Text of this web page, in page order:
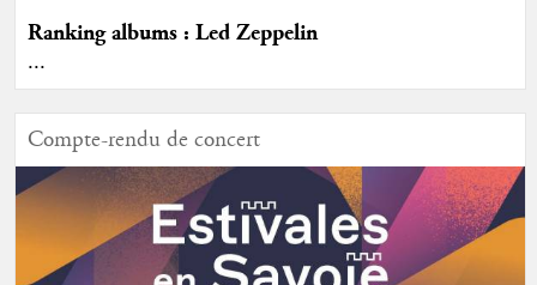
Ranking albums : Led Zeppelin
...
Compte-rendu de concert